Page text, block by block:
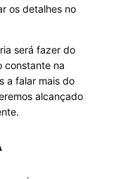
os detalhes no
será fazer do
constante na
a falar mais do
alcançado